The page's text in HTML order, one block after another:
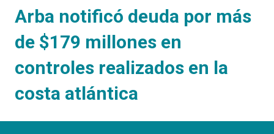
Arba notificó deuda por más
de $179 millones en
controles realizados en la
costa atlántica